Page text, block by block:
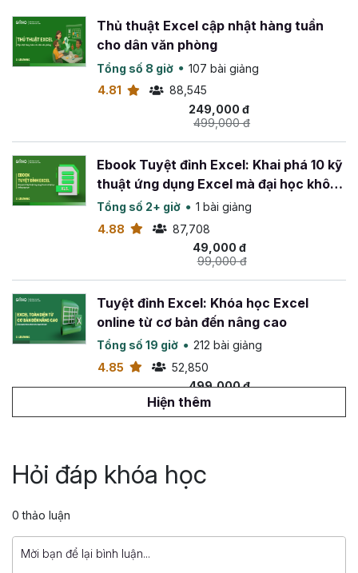
Thủ thuật Excel cập nhật hàng tuần
cho dân văn phòng
Tổng số 8 giờ
107 bài giảng
4.81
88,545
249,000 đ
499,000 đ
Ebook Tuyệt đỉnh Excel: Khai phá 10 kỹ
thuật ứng dụng Excel mà đại học không
dạy bạn
Tổng số 2+ giờ
1 bài giảng
4.88
87,708
49,000 đ
99,000 đ
Tuyệt đỉnh Excel: Khóa học Excel
online từ cơ bản đến nâng cao
Tổng số 19 giờ
212 bài giảng
4.85
52,850
499,000 đ
799,000 đ
Tổng số 14 giờ
142 bài giảng
799,000 đ
Hiện thêm
Hỏi đáp khóa học
0 thảo luận